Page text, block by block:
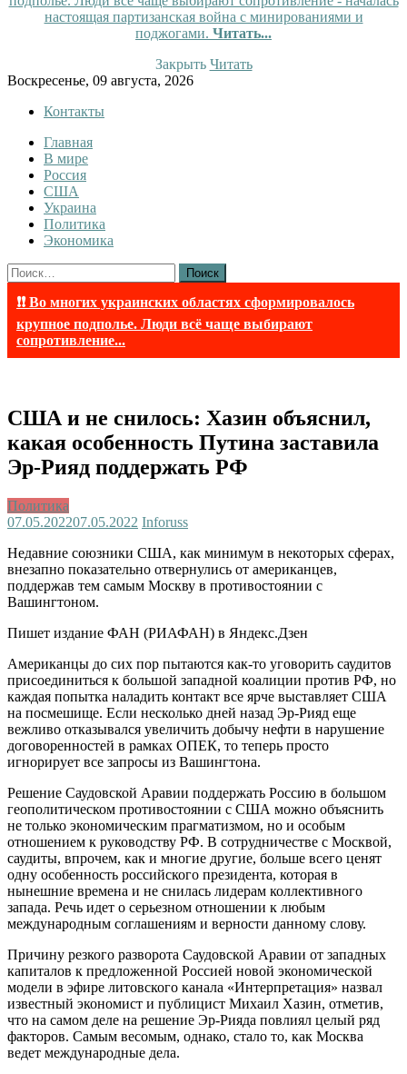
настоящая партизанская война с минированиями и
поджогами. Читать...
Закрыть Читать
Skip
content
Воскресенье, 09 августа, 2026
Контакты
InfoRuss
InfoRuss — Новости
Главная
В мире
Россия
США
Украина
Политика
Экономика
Найти:
❗❗ Во многих украинских областях сформировалось
крупное подполье. Люди всё чаще выбирают
сопротивление...
США и не снилось: Хазин объяснил,
какая особенность Путина заставила
Эр-Рияд поддержать РФ
Политика
07.05.202207.05.2022 Inforuss
Недавние союзники США, как минимум в некоторых сферах,
внезапно показательно отвернулись от американцев,
поддержав тем самым Москву в противостоянии с
Вашингтоном.
Пишет издание ФАН (РИАФАН) в Яндекс.Дзен
Американцы до сих пор пытаются как-то уговорить саудитов
присоединиться к большой западной коалиции против РФ, но
каждая попытка наладить контакт все ярче выставляет США
на посмешище. Если несколько дней назад Эр-Рияд еще
вежливо отказывался увеличить добычу нефти в нарушение
договоренностей в рамках ОПЕК, то теперь просто
игнорирует все запросы из Вашингтона.
Решение Саудовской Аравии поддержать Россию в большом
геополитическом противостоянии с США можно объяснить
не только экономическим прагматизмом, но и особым
отношением к руководству РФ. В сотрудничестве с Москвой,
саудиты, впрочем, как и многие другие, больше всего ценят
одну особенность российского президента, которая в
нынешние времена и не снилась лидерам коллективного
запада. Речь идет о серьезном отношении к любым
международным соглашениям и верности данному слову.
Причину резкого разворота Саудовской Аравии от западных
капиталов к предложенной Россией новой экономической
модели в эфире литовского канала «Интерпретация» назвал
известный экономист и публицист Михаил Хазин, отметив,
что на самом деле на решение Эр-Рияда повлиял целый ряд
факторов. Самым весомым, однако, стало то, как Москва
ведет международные дела.